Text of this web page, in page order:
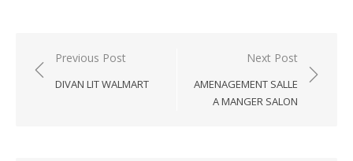
Post
navigation
Previous Post
DIVAN LIT WALMART
Next Post
AMENAGEMENT SALLE
A MANGER SALON